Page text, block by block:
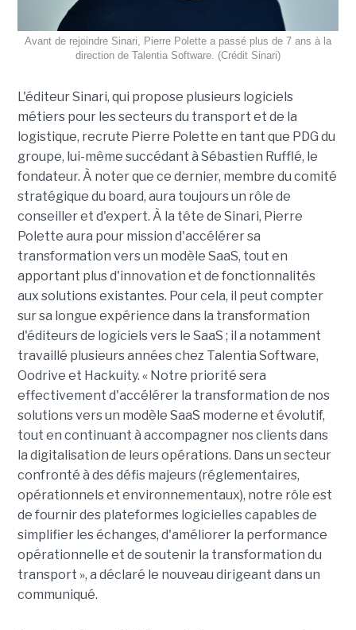
Avant de rejoindre Sinari, Pierre Polette a passé plus de 7 ans à la
direction de Talentia Software. (Crédit Sinari)
L'éditeur Sinari, qui propose plusieurs logiciels
métiers pour les secteurs du transport et de la
logistique, recrute Pierre Polette en tant que PDG du
groupe, lui-même succédant à Sébastien Rufflé, le
fondateur. À noter que ce dernier, membre du comité
stratégique du board, aura toujours un rôle de
conseiller et d'expert. À la tête de Sinari, Pierre
Polette aura pour mission d'accélérer sa
transformation vers un modèle SaaS, tout en
apportant plus d'innovation et de fonctionnalités
aux solutions existantes. Pour cela, il peut compter
sur sa longue expérience dans la transformation
d'éditeurs de logiciels vers le SaaS ; il a notamment
travaillé plusieurs années chez Talentia Software,
Oodrive et Hackuity. « Notre priorité sera
effectivement d'accélérer la transformation de nos
solutions vers un modèle SaaS moderne et évolutif,
tout en continuant à accompagner nos clients dans
la digitalisation de leurs opérations. Dans un secteur
confronté à des défis majeurs (réglementaires,
opérationnels et environnementaux), notre rôle est
de fournir des plateformes logicielles capables de
simplifier les échanges, d'améliorer la performance
opérationnelle et de soutenir la transformation du
transport », a déclaré le nouveau dirigeant dans un
communiqué.